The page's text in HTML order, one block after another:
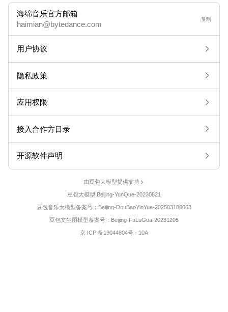
海绵音乐官方邮箱
haimian@bytedance.com
复制
用户协议
隐私政策
应用权限
接入合作方目录
开源软件声明
由豆包大模型提供支持
豆包大模型 Beijing-YunQue-20230821
豆包音乐大模型备案号：Beijing-DouBaoYinYue-202503180063
豆包文生图模型备案号：Beijing-FuLuGua-20231205
京 ICP 备19044804号 - 10A